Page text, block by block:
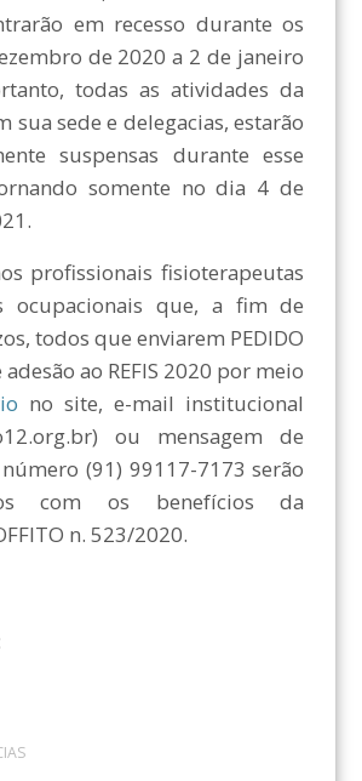
em recesso durante os
de 2020 a 2 de janeiro
todas as atividades da
sua sede e delegacias, estarão
suspensas durante esse
somente no dia 4 de
profissionais fisioterapeutas
ocupacionais que, a fim de
todos que enviarem PEDIDO
adesão ao REFIS 2020 por meio
no site, e-mail institucional
ou mensagem de
(91) 99117-7173 serão
com os benefícios da
n. 523/2020.